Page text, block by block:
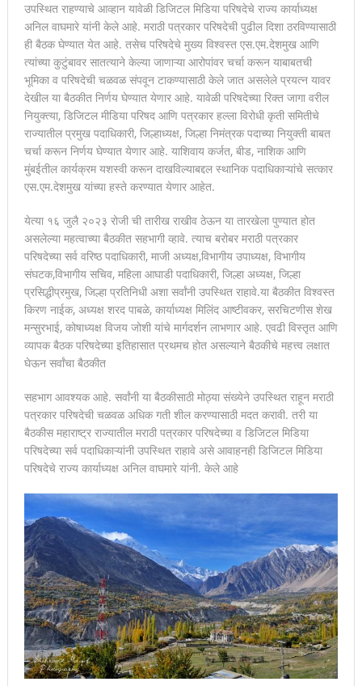
उपस्थित राहण्याचे आव्हान यावेळी डिजिटल मिडिया परिषदेचे राज्य कार्याध्यक्ष
अनिल वाघमारे यांनी केले आहे. मराठी पत्रकार परिषदेची पुढील दिशा ठरविण्यासाठी
ही बैठक घेण्यात येत आहे. तसेच परिषदेचे मुख्य विश्वस्त एस.एम.देशमुख आणि
त्यांच्या कुटुंबावर सातत्याने केल्या जाणाऱ्या आरोपांवर चर्चा करून याबाबतची
भूमिका व परिषदेची चळवळ संपवून टाकण्यासाठी केले जात असलेले प्रयत्न यावर
देखील या बैठकीत निर्णय घेण्यात येणार आहे. यावेळी परिषदेच्या रिक्त जागा वरील
नियुक्त्या, डिजिटल मीडिया परिषद आणि पत्रकार हल्ला विरोधी कृती समितीचे
राज्यातील प्रमुख पदाधिकारी, जिल्हाध्यक्ष, जिल्हा निमंत्रक पदाच्या नियुक्ती बाबत
चर्चा करून निर्णय घेण्यात येणार आहे. याशिवाय कर्जत, बीड, नाशिक आणि
मुंबईतील कार्यक्रम यशस्वी करून दाखविल्याबद्दल स्थानिक पदाधिकाऱ्यांचे सत्कार
एस.एम.देशमुख यांच्या हस्ते करण्यात येणार आहेत.
येत्या १६ जुलै २०२३ रोजी ची तारीख राखीव ठेऊन या तारखेला पुण्यात होत
असलेल्या महत्वाच्या बैठकीत सहभागी व्हावे. त्याच बरोबर मराठी पत्रकार
परिषदेच्या सर्व वरिष्ठ पदाधिकारी, माजी अध्यक्ष,विभागीय उपाध्यक्ष, विभागीय
संघटक,विभागीय सचिव, महिला आघाडी पदाधिकारी, जिल्हा अध्यक्ष, जिल्हा
प्रसिद्धीप्रमुख, जिल्हा प्रतिनिधी अशा सर्वांनी उपस्थित राहावे.या बैठकीत विश्वस्त
किरण नाईक, अध्यक्ष शरद पाबळे, कार्याध्यक्ष मिलिंद आष्टीवकर, सरचिटणीस शेख
मन्सुरभाई, कोषाध्यक्ष विजय जोशी यांचे मार्गदर्शन लाभणार आहे. एवढी विस्तृत आणि
व्यापक बैठक परिषदेच्या इतिहासात प्रथमच होत असल्याने बैठकीचे महत्त्व लक्षात
घेऊन सर्वांचा बैठकीत
सहभाग आवश्यक आहे. सर्वांनी या बैठकीसाठी मोठ्या संख्येने उपस्थित राहून मराठी
पत्रकार परिषदेची चळवळ अधिक गती शील करण्यासाठी मदत करावी. तरी या
बैठकीस महाराष्ट्र राज्यातील मराठी पत्रकार परिषदेच्या व डिजिटल मिडिया
परिषदेच्या सर्व पदाधिकाऱ्यांनी उपस्थित राहावे असे आवाहनही डिजिटल मिडिया
परिषदेचे राज्य कार्याध्यक्ष अनिल वाघमारे यांनी. केले आहे